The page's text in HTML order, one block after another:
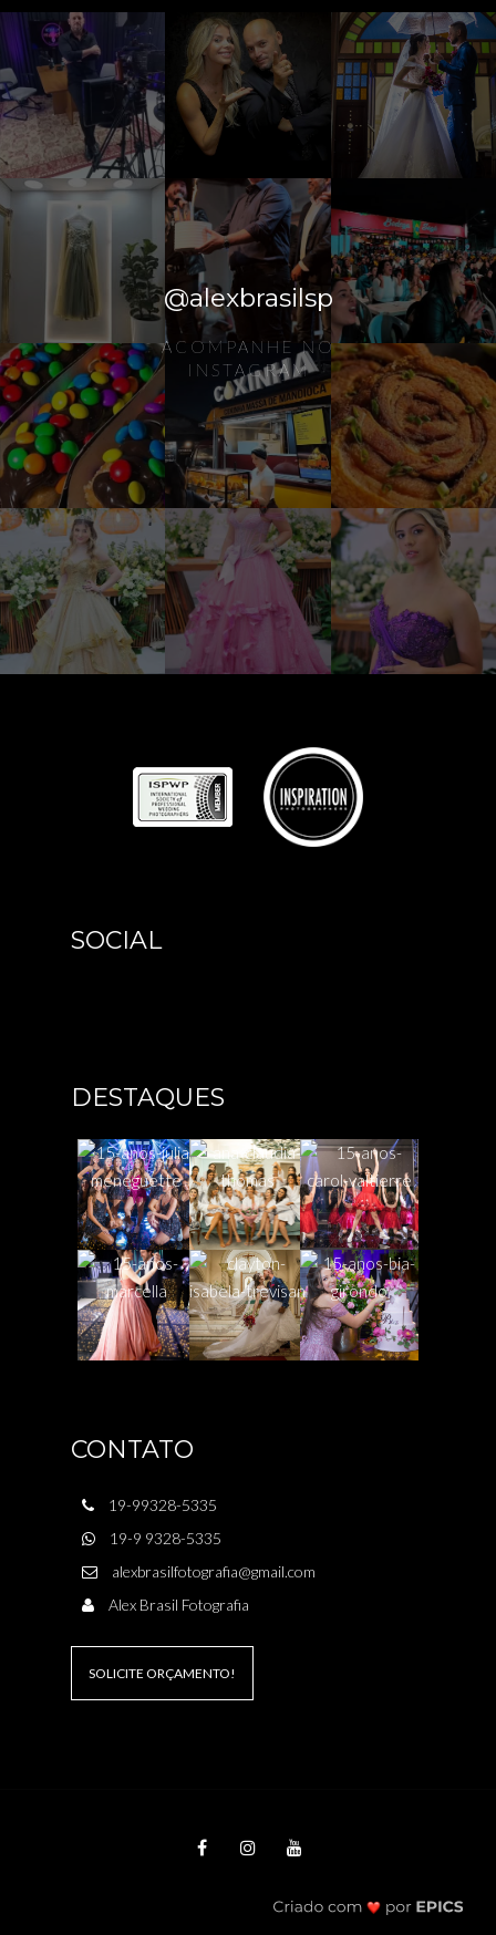
@alexbrasilsp
ACOMPANHE NO
INSTAGRAM
SOCIAL
DESTAQUES
CONTATO
19-99328-5335
19-9 9328-5335
alexbrasilfotografia@gmail.com
Alex Brasil Fotografia
SOLICITE ORÇAMENTO!